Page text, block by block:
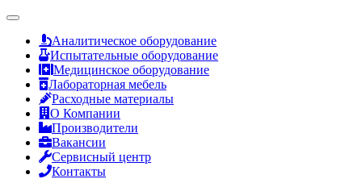
Аналитическое оборудование
Испытательные оборудование
Медицинское оборудование
Лабораторная мебель
Расходные материалы
О Компании
Производители
Вакансии
Сервисный центр
Контакты